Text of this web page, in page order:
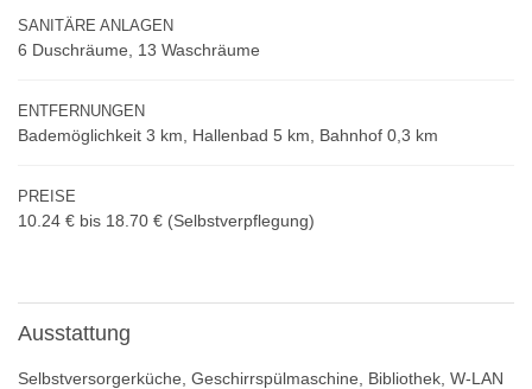
SANITÄRE ANLAGEN
6 Duschräume, 13 Waschräume
ENTFERNUNGEN
Bademöglichkeit 3 km, Hallenbad 5 km, Bahnhof 0,3 km
PREISE
10.24 € bis 18.70 € (Selbstverpflegung)
Ausstattung
Selbstversorgerküche, Geschirrspülmaschine, Bibliothek, W-LAN